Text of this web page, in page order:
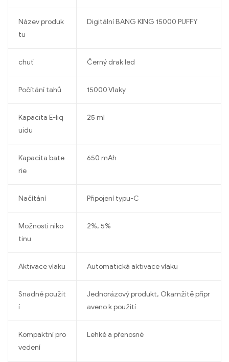
Název produk
tu
Digitální BANG KING 15000 PUFFY
chuť Černý drak led
Počítání tahů 15000 Vlaky
Kapacita E-liq
uidu
25 ml
Kapacita bate
rie
650 mAh
Načítání Připojení typu-C
Možnosti niko
tinu
2%, 5%
Aktivace vlaku Automatická aktivace vlaku
Snadné použit
í
Jednorázový produkt, Okamžitě připr
aveno k použití
Kompaktní pro
vedení
Lehké a přenosné